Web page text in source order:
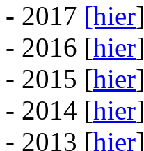
- 2017 [hier]
- 2016 [hier]
- 2015 [hier]
- 2014 [hier]
- 2013 [hier]